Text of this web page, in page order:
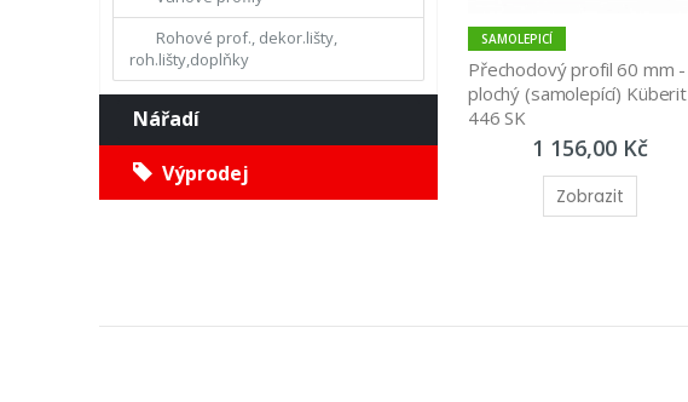
Rohové prof., dekor.lišty,
roh.lišty,doplňky
Nářadí
Výprodej
SAMOLEPICÍ
Přechodový profil 60 mm -
plochý (samolepící) Küberit
446 SK
1 156,00 Kč
Zobrazit